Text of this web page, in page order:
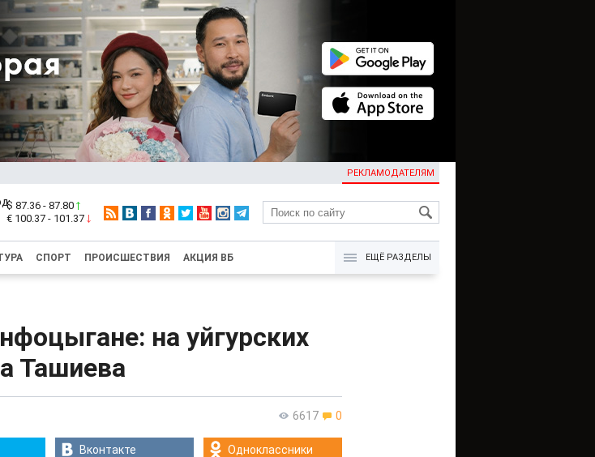
РЕКЛАМОДАТЕЛЯМ
KG
$ 87.36 - 87.80
€ 100.37 - 101.37
СПОРТ ПРОИСШЕСТВИЯ АКЦИЯ ВБ ЕЩЁ РАЗДЕЛЫ
на уйгурских
Ташиева
6617 0
Вконтакте Одноклассники